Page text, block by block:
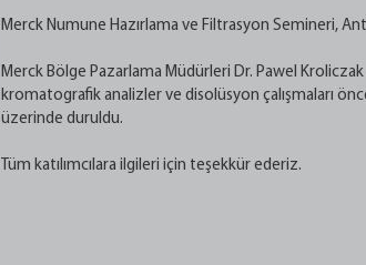
Merck Numune Hazırlama ve Filtrasyon Semineri,
Merck Bölge Pazarlama Müdürleri Dr. Pawel
kromatografik analizler ve disolüsyon çalışmaları
üzerinde duruldu.
Tüm katılımcılara ilgileri için teşekkür ederiz.